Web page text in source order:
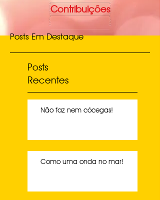
Contribuições
Posts Em Destaque
Posts
Recentes
Não faz nem cócegas!
Como uma onda no mar!